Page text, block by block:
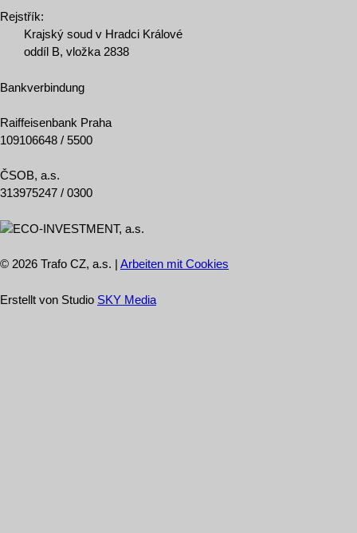
Rejstřík:
Krajský soud v Hradci Králové
oddíl B, vložka 2838
Bankverbindung
Raiffeisenbank Praha
109106648 / 5500
ČSOB, a.s.
313975247 / 0300
© 2026 Trafo CZ, a.s. | Arbeiten mit Cookies
Erstellt von Studio SKY Media